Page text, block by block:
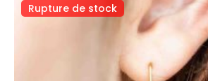
Rupture de stock